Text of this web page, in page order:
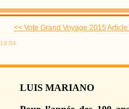
<< Vote Grand Voyage 2015
19:04
LUIS MARIANO